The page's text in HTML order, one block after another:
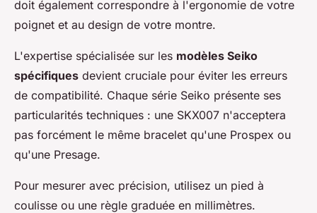
doit également correspondre à l'ergonomie de votre
poignet et au design de votre montre.
L'expertise spécialisée sur les modèles Seiko
spécifiques devient cruciale pour éviter les erreurs
de compatibilité. Chaque série Seiko présente ses
particularités techniques : une SKX007 n'acceptera
pas forcément le même bracelet qu'une Prospex ou
qu'une Presage.
Pour mesurer avec précision, utilisez un pied à
coulisse ou une règle graduée en millimètres.